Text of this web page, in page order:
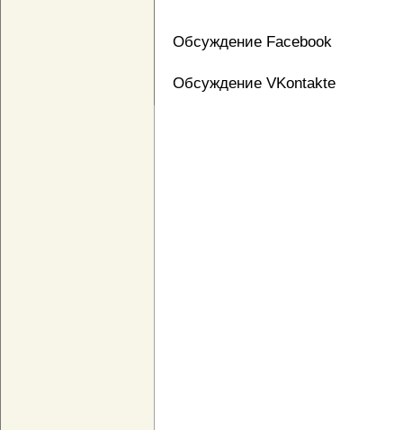
Обсуждение Facebook
Обсуждение VKontakte